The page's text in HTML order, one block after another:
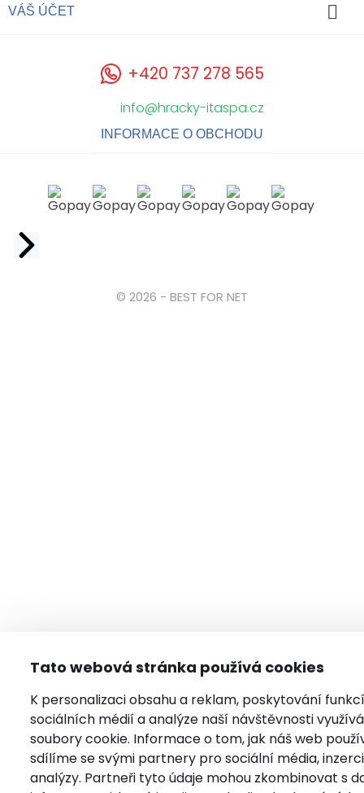
Tato webová stránka používá cookies
K personalizaci obsahu a reklam, poskytování funkcí
sociálních médií a analýze naší návštěvnosti
soubory cookie. Informace o tom, jak náš web
sdílíme se svými partnery pro sociální média,
analýzy. Partneři tyto údaje mohou zkombinovat s
VÁŠ ÚČET 
+420 737 278 565
info@hracky-itaspa.cz
INFORMACE O OBCHODU
© 2026 - BEST FOR NET